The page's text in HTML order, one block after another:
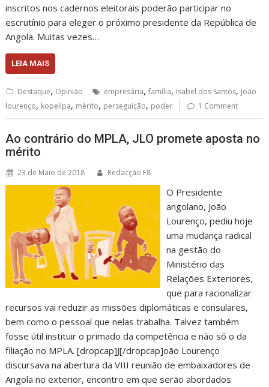
inscritos nos cadernos eleitorais poderão participar no
escrutínio para eleger o próximo presidente da República de
Angola. Muitas vezes…
LEIA MAIS
Destaque, Opinião empresária,família, Isabel dos Santos, joão
lourenço, kopelipa, mérito, perseguição, poder 1 Comment
Ao contrário do MPLA, JLO promete aposta no
mérito
23 de Maio de 2018 Redacção F8
O Presidente
angolano, João
Lourenço, pediu hoje
uma mudança radical
na gestão do
Ministério das
Relações Exteriores,
que para racionalizar
recursos vai reduzir as missões diplomáticas e consulares,
bem como o pessoal que nelas trabalha. Talvez também
fosse útil instituir o primado da competência e não só o da
filiação no MPLA. [dropcap]J[/dropcap]oão Lourenço
discursava na abertura da VIII reunião de embaixadores de
Angola no exterior, encontro em que serão abordados